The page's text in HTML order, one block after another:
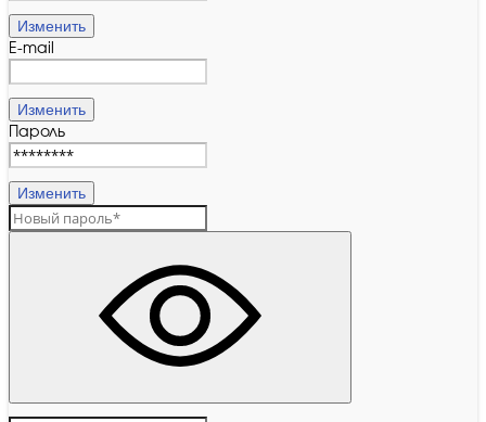
Изменить
E-mail
Изменить
Пароль
Изменить